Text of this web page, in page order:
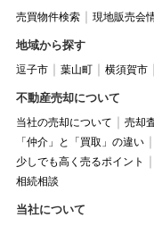
売買物件検索 現地販売会
地域から探す
逗子市 葉山町 横須賀市
不動産売却について
当社の売却について 売却
「仲介」と「買取」の違い
少しでも高く売るポイント
相続相談
当社について